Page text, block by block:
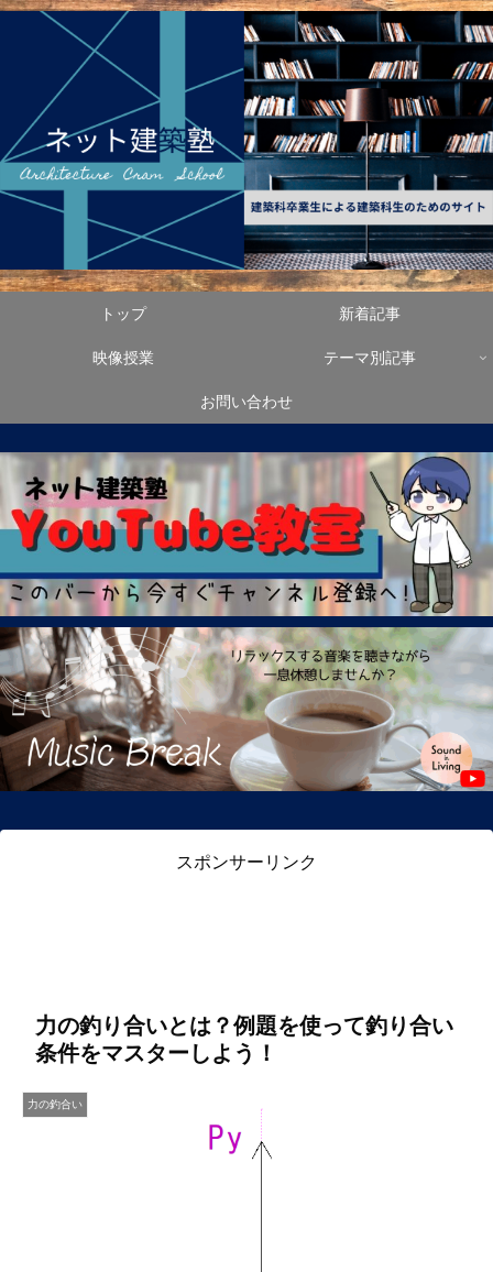
トップ 新着記事
映像授業 テーマ別記事
お問い合わせ
スポンサーリンク
力の釣り合いとは？例題を使って釣り合い
条件をマスターしよう！
力の釣合い